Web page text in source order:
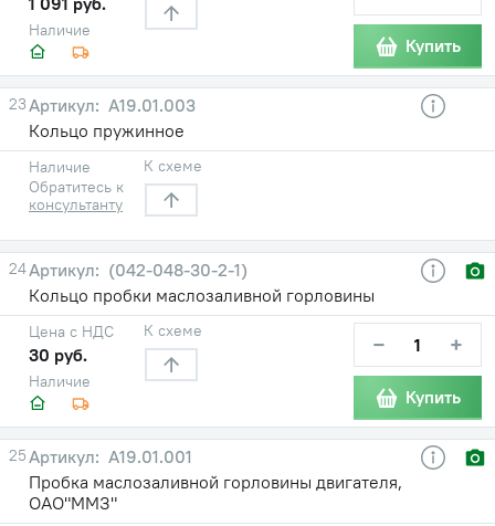
Наличие
Купить
23
А19.01.003
Кольцо пружинное
Наличие
Обратитесь к
консультанту
К схеме
24
(042-048-30-2-1)
Кольцо пробки маслозаливной горловины
Наличие
Цена с НДС
30 руб.
К схеме − +
Купить
25
А19.01.001
Пробка маслозаливной горловины двигателя,
ОАО"ММЗ"